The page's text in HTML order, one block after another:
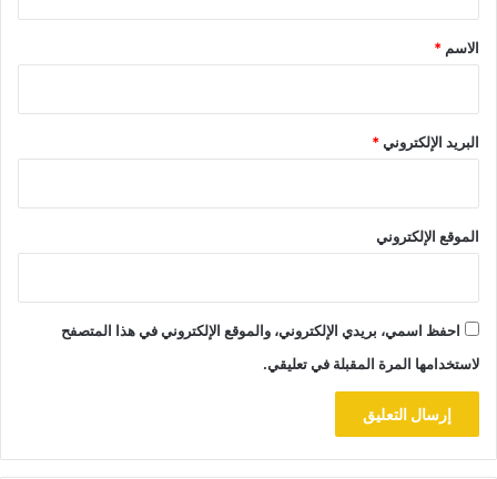
*
الاسم *
البريد الإلكتروني*
الموقع الإلكتروني
احفظ اسمي، بريدي الإلكتروني، والموقع الإلكتروني في هذا المتصفح
لاستخدامها المرة المقبلة في تعليقي.